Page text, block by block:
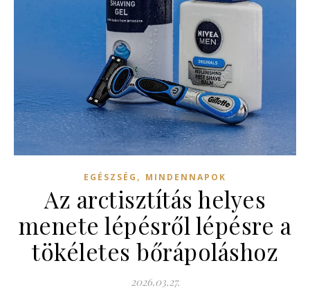
EGÉSZSÉG , MINDENNAPOK
Az arctisztítás helyes
menete lépésről lépésre a
tökéletes bőrápoláshoz
2026.03.27.